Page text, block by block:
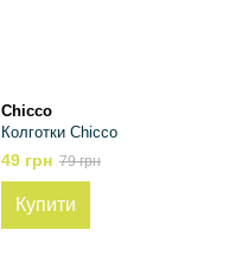
Chicco
Колготки Chicco
49 грн 79 грн
Купити